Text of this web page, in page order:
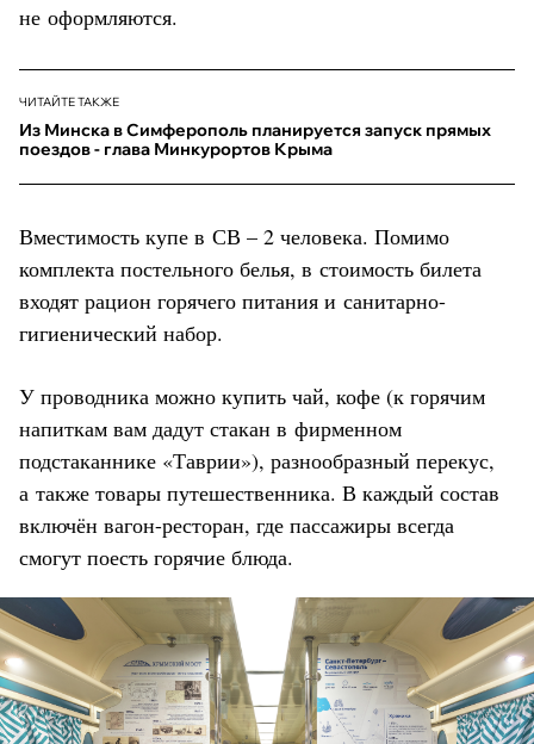
не оформляются.
ЧИТАЙТЕ ТАКЖЕ
Из Минска в Симферополь планируется запуск прямых
поездов - глава Минкурортов Крыма
Вместимость купе в СВ – 2 человека. Помимо
комплекта постельного белья, в стоимость билета
входят рацион горячего питания и санитарно-
гигиенический набор.
У проводника можно купить чай, кофе (к горячим
напиткам вам дадут стакан в фирменном
подстаканнике «Таврии»), разнообразный перекус,
а также товары путешественника. В каждый состав
включён вагон-ресторан, где пассажиры всегда
смогут поесть горячие блюда.